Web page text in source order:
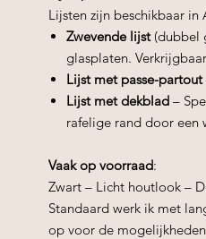
Lijsten zijn beschikbaar
Zwevende lijst(dubbel
glasplaten.
Lijst met passe-partout
Lijst met dekblad –
rafelige rand door een
Vaak op voorraad:
Zwart – Licht houtlook –
Standaard werk ik met
op voor de